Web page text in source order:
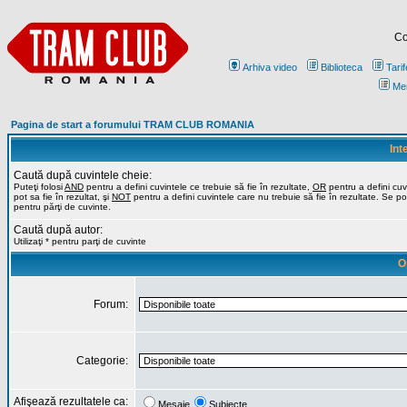
Arhiva video Biblioteca
Pagina de start a forumului TRAM CLUB ROMANIA
Caută după cuvintele cheie:
Puteţi folosiAND pentru a defini cuvintele ce trebuie să fie în rezultate, OR pentru a defini
pot sa fie în rezultat, şi NOT pentru a defini cuvintele care nu trebuie să fie în rezultate. Se
pentru părţi de cuvinte.
Caută după autor:
Utilizaţi * pentru parţi de cuvinte
Forum:
Categorie:
Afişează rezultatele ca: Mesaje Subiecte